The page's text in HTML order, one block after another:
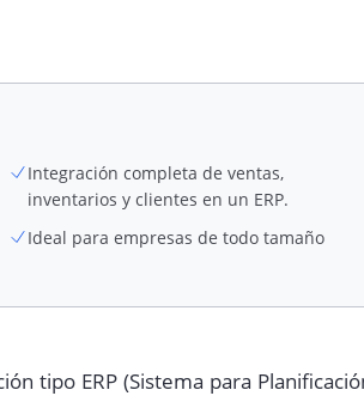
Integración completa de ventas,
inventarios y clientes en un ERP.
Ideal para empresas de todo tamaño
tipo ERP (Sistema para